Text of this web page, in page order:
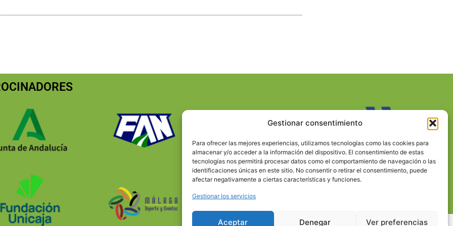
Gestionar consentimiento
Para ofrecer las mejores experiencias, utilizamos tecnologías como las cookies para
almacenar y/o acceder a la información del dispositivo. El consentimiento de estas
tecnologías nos permitirá procesar datos como el comportamiento de navegación o las
identificaciones únicas en este sitio. No consentir o retirar el consentimiento, puede
afectar negativamente a ciertas características y funciones.
Gestionar los servicios
Aceptar Denegar Ver preferencias